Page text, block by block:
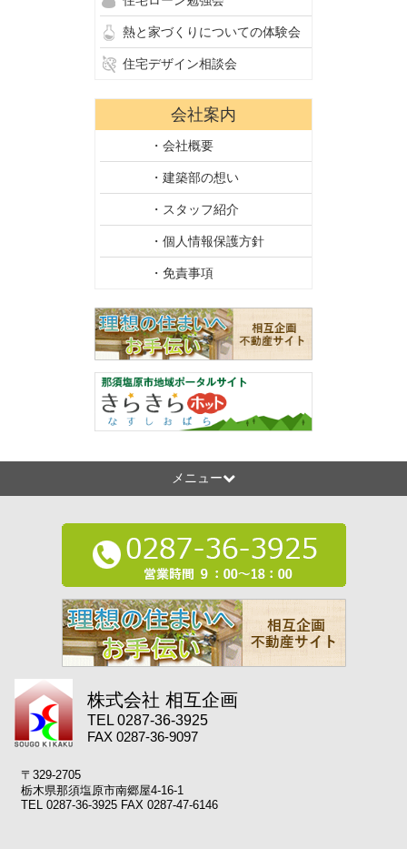
熱と家づくりについての体験会
住宅デザイン相談会
会社案内
・会社概要
・建築部の想い
・スタッフ紹介
・個人情報保護方針
・免責事項
メニュー
株式会社 相互企画
TEL 0287-36-3925
FAX 0287-36-9097
〒329-2705
栃木県那須塩原市南郷屋4-16-1
TEL 0287-36-3925 FAX 0287-47-6146